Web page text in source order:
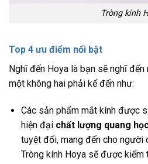
Tròng kính
Top 4 ưu điểm nổi bật
Nghĩ đến Hoya là bạn sẽ nghĩ
một không hai phải kể đến như:
Các sản phẩm mắt kính được
hiện đại chất lượng quang
tuyệt đối, mang đến cho người
Tròng kính Hoya sẽ được kiểm